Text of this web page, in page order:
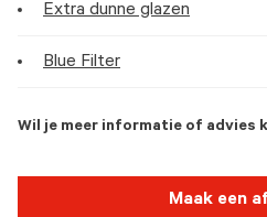
Extra dunne glazen
Blue Filter
Wil je meer informatie of advies
Maak een